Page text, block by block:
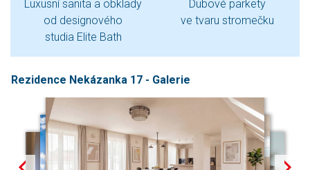
Luxusní sanita a obklady
od designového
studia Elite Bath
Dubové parkety
ve tvaru stromečku
Rezidence Nekázanka 17 - Galerie